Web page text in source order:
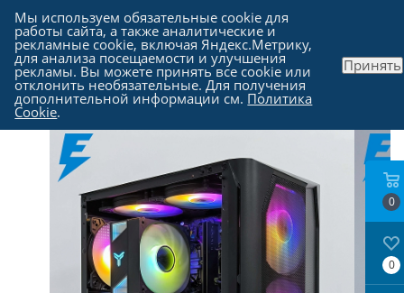
Каталог - Компьютеры в Москве
0
0
Мы используем обязательные cookie для
работы сайта, а также аналитические и
рекламные cookie, включая Яндекс.Метрику,
для анализа посещаемости и улучшения
рекламы. Вы можете принять все cookie или
отклонить необязательные. Для получения
дополнительной информации см. Политика
Cookie.
Принять